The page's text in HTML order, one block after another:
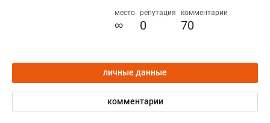
место
∞
репутация
0
комментарии
70
личные данные
комментарии